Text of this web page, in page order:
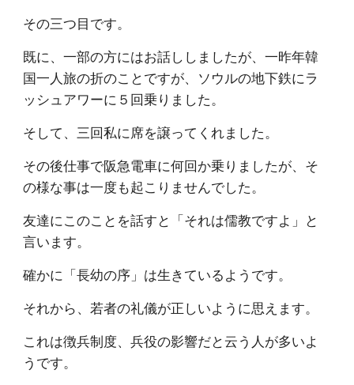
その三つ目です。
既に、一部の方にはお話ししましたが、一昨年韓
国一人旅の折のことですが、ソウルの地下鉄にラ
ッシュアワーに５回乗りました。
そして、三回私に席を譲ってくれました。
その後仕事で阪急電車に何回か乗りましたが、そ
の様な事は一度も起こりませんでした。
友達にこのことを話すと「それは儒教ですよ」と
言います。
確かに「長幼の序」は生きているようです。
それから、若者の礼儀が正しいように思えます。
これは徴兵制度、兵役の影響だと云う人が多いよ
うです。